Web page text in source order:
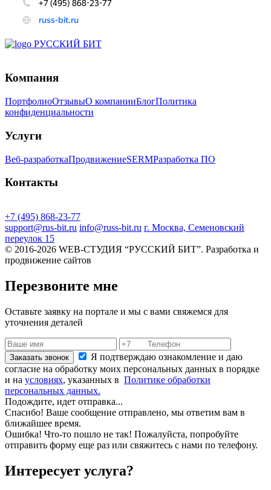
Компания
ПортфолиоОтзывыО компанииБлогПолитика
конфиденциальности
Услуги
Веб-разработкаПродвижениеSERMРазработка ПО
Контакты
+7 (495) 868-23-77
support@rus-bit.ru info@russ-bit.ru г. Москва, Семеновский
переулок 15
© 2016-2026 WEB-СТУДИЯ “РУССКИЙ БИТ”. Разработка и
продвижение сайтов
Перезвоните мне
Оставьте заявку на портале и мы с вами свяжемся для
уточнения деталей
Заказать звонок
Я подтверждаю ознакомление и даю
согласие на обработку моих персональных данных в порядке
и на условиях, указанных в Политике обработки
персональных данных.
Подождите, идет отправка...
Спасибо! Ваше сообщение отправлено, мы ответим вам в
ближайшее время.
Ошибка! Что-то пошло не так! Пожалуйста, попробуйте
отправить форму еще раз или свяжитесь с нами по телефону.
Интересует услуга?